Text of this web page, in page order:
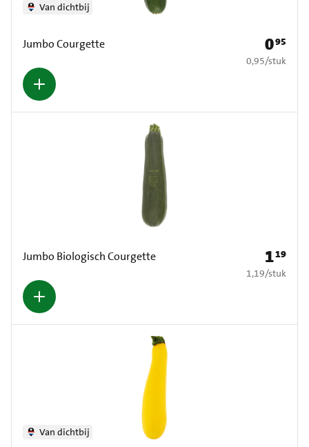
Jumbo Courgette
Van dichtbij
Prijs: €
095
€ 0,95 per stuk
0,95/stuk
Jumbo Biologisch Courgette Prijs: €
119
€ 1,19 per stuk
1,19/stuk
Van dichtbij